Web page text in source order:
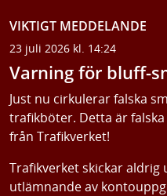
VIKTIGT MEDDELANDE
23 juli 2026 kl. 14:24
Varning för bluff-
Just nu cirkulerar falska
trafikböter. Detta är
från Trafikverket!
Trafikverket skickar
utlämnande av